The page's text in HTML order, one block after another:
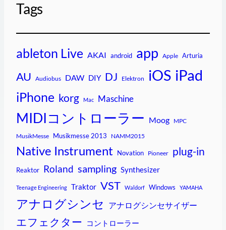
Tags
ableton Live AKAI android app Apple Arturia
AU Audiobus DAW DIY DJ Elektron iOS iPad
iPhone korg Mac Maschine
MIDIコントローラー Moog MPC
MusikMesse Musikmesse 2013 NAMM2015
Native Instrument Novation Pioneer plug-in
Reaktor Roland sampling Synthesizer
Teenage Engineering Traktor VST Waldorf Windows YAMAHA
アナログシンセ アナログシンセサイザー
エフェクター コントローラー